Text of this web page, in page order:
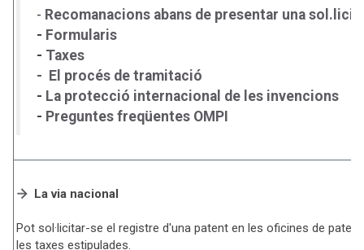
- Recomanacions abans de presentar una
- Formularis
- Taxes
- El procés de tramitació
- La protecció internacional de les invencions
- Preguntes freqüentes OMPI
La via nacional
Pot sol·licitar-se el registre d'una patent en les oficines de
les taxes estipulades.